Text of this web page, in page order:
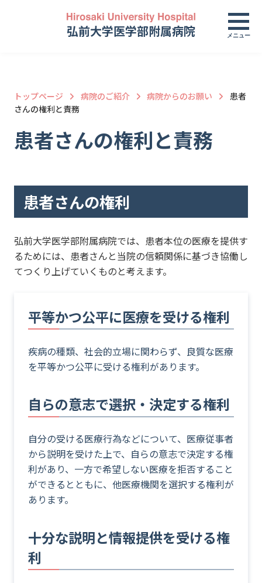
弘前大学医学部附属病院 メニュー
トップページ 病院のご紹介 病院からのお願い
患者
さんの権利と責務
患者さんの権利と責務
患者さんの権利
弘前大学医学部附属病院では、患者本位の医療を提供す
るためには、患者さんと当院の信頼関係に基づき協働し
てつくり上げていくものと考えます。
平等かつ公平に医療を受ける権利
疾病の種類、社会的立場に関わらず、良質な医療
を平等かつ公平に受ける権利があります。
自らの意志で選択・決定する権利
自分の受ける医療行為などについて、医療従事者
から説明を受けた上で、自らの意志で決定する権
利があり、一方で希望しない医療を拒否すること
ができるとともに、他医療機関を選択する権利が
あります。
十分な説明と情報提供を受ける権
利